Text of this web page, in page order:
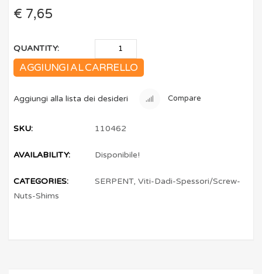
€ 7,65
QUANTITY:
AGGIUNGI AL CARRELLO
Aggiungi alla lista dei desideri Compare
SKU: 110462
AVAILABILITY: Disponibile!
CATEGORIES: SERPENT,Viti-Dadi-Spessori/Screw-
Nuts-Shims